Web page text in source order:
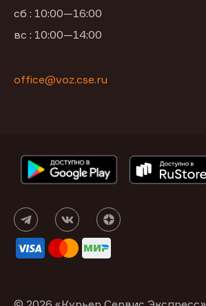
сб : 10:00—16:00
вс : 10:00—14:00
office@voz.cse.ru